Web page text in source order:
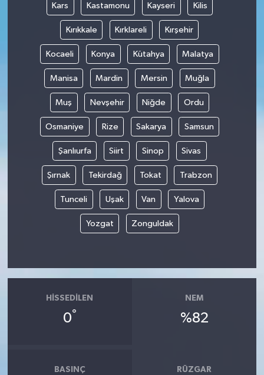
Kars Kastamonu Kayseri Kilis
Kırıkkale Kırklareli Kırşehir
Kocaeli Konya Kütahya Malatya
Manisa Mardin Mersin Muğla
Muş Nevşehir Niğde Ordu
Osmaniye Rize Sakarya Samsun
Şanlıurfa Siirt Sinop Sivas
Şırnak Tekirdağ Tokat Trabzon
Tunceli Uşak Van Yalova
Yozgat Zonguldak
HISSEDILEN
0°
NEM
%82
BASINÇ RÜZGAR